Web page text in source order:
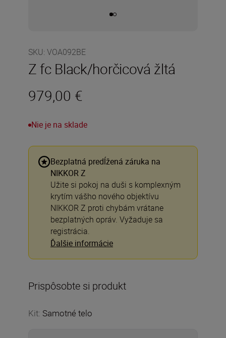
SKU: VOA092BE
Z fc Black/horčicová žltá
979,00 €
Nie je na sklade
Bezplatná predĺžená záruka na
NIKKOR Z
Užite si pokoj na duši s komplexným
krytím vášho nového objektívu
NIKKOR Z proti chybám vrátane
bezplatných opráv. Vyžaduje sa
registrácia.
Ďalšie informácie
Prispôsobte si produkt
Kit: Samotné telo